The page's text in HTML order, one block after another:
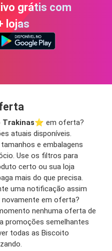
grátis com
lojas
Trakinas⭐️ em oferta?
atuais disponíveis.
e embalagens
Use os filtros para
certo ou sua loja
mais do que precisa.
uma notificação assim
em oferta?
nenhuma oferta de
promoções semelhantes
todas as Biscoito